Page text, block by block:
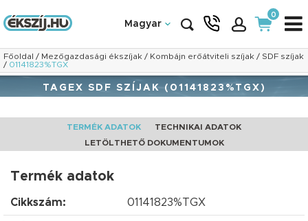
Magyar
0
Főoldal / Mezőgazdasági ékszíjak / Kombájn erőátviteli szíjak / SDF szíjak
/ 01141823%TGX
TAGEX SDF SZÍJAK (01141823%TGX)
TERMÉK ADATOK
TECHNIKAI ADATOK
LETÖLTHETŐ DOKUMENTUMOK
Termék adatok
Cikkszám: 01141823%TGX